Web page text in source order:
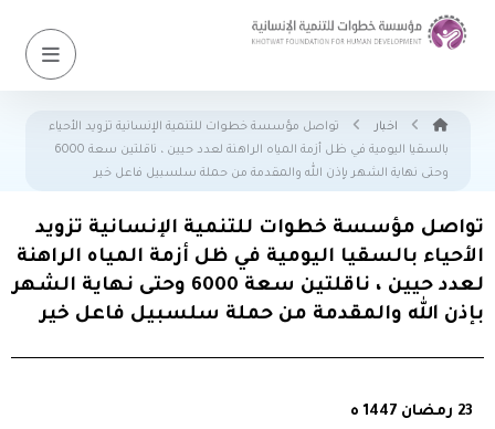
اخبار
تواصل مؤسسة خطوات للتنمية الإنسانية تزويد الأحياء
بالسقيا اليومية في ظل أزمة المياه الراهنة لعدد حيين ، ناقلتين سعة 6000
وحتى نهاية الشهر بإذن الله والمقدمة من حملة سلسبيل فاعل خير
تواصل مؤسسة خطوات للتنمية الإنسانية تزويد
الأحياء بالسقيا اليومية في ظل أزمة المياه الراهنة
لعدد حيين ، ناقلتين سعة 6000 وحتى نهاية الشهر
بإذن الله والمقدمة من حملة سلسبيل فاعل خير
23 رمضان 1447 ه